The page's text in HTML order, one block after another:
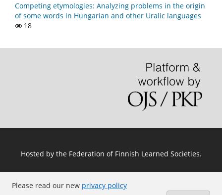
Competing etymologies: Analyzing problems in the origin
of some words in Hungarian and other Uralic languages
18
Please read our new privacy policy
Hosted by the Federation of Finnish Learned Societies.